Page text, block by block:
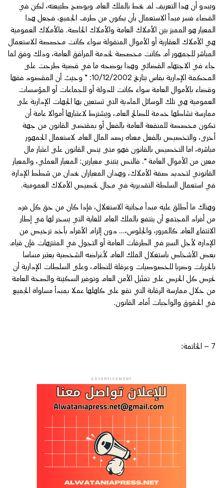
ويبدو أن هذا التعريف لم يحط بالملك العام ويوضح طبيعته، لكن في
القضاء فسر مبدأ الاستعمال بأن يكون من طرف الجميع، فجعل هذا
المعيار هو المميز بين الأملاك العامة والأملاك الخاصة. فالأملاك العمومية
هي الأملاك العقارية أو الأموال المنقولة سواء كانت مخصصة للاستعمال
المباشر للجمهور أم كانت مخصصة لخدمة المرافق العامة، وذلك وفق لما
جاء في الاجتهاد القضائي وهذا يوضحه ما في قضية طرحت على
المحكمة الإدارية بفاس بتاريخ 10/12/2002: ” وحيث أن المقصود فقها
وقضاء بالأموال العامة سواء كانت للدولة أو للجماعات أو المؤسسات
العمومية هي تلك الوسائل المادية التي تستعين بها الجهات الإدارية على
ممارسة نشاطها خدمة للصالح العام، ويشترط لاعتبارها أموالا عامة أن
تكون مخصصة للمنفعة العامة بالفعل أو بمقتضى القانون من جهة
أخرى، والتخصيص بالفعل معناه رصد المال العام لاستعمال الجمهور
مباشرة، اما التخصيص بالقانون فهو متى ينص القانون على اعتبار مال
معين من الأموال العامة “. فالنص يتبنى معيارين: المعيار العملي، والمعيار
القانوني لتحديد صفة الأملاك، وهذان المعياران يحدان من شطط الإدارة
في استعمال السلطة التقديرية في مجال تخصيص الأملاك العمومية.
وهناك ما أطلق عليه مبدأ مجانية الاستغلال، فإذا كان من حق كل فرد
من أفراد المجتمع أن ينتفع بالملك العام للغاية التي يسخر لها في إطار
الانتفاع العام كالمرور، والجلوس،… دون إلزام الأفراد بأخذ ترخيص من
الإدارة لأجل السير في الطرقات العامة أو التجول في المنتزهات فإن قيام
بعض الأشخاص باستغلال الملك العام لأغراضه الشخصية يعتبر مساسا
بالحريات وضربا للخصوصيات وعرقلة للنظام، وعلى السلطات الإدارية أن
تحرص كل الحرص على تمثيل الأمن العام وتوفير السكينة والصحة العامة
من خلال ممارسة الرقابة التي تقع على كاهلها عملا بمبدأ مساواة الجميع
في الحقوق والواجبات أمام القانون.
7 – الخاتمة:
ADVERTISEMENT